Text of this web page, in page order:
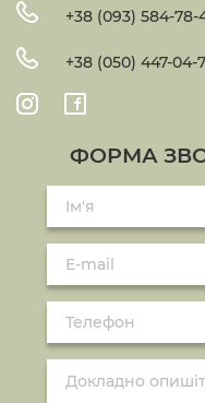
+38 (093) 584-78-
+38 (050) 447-
ФОРМА